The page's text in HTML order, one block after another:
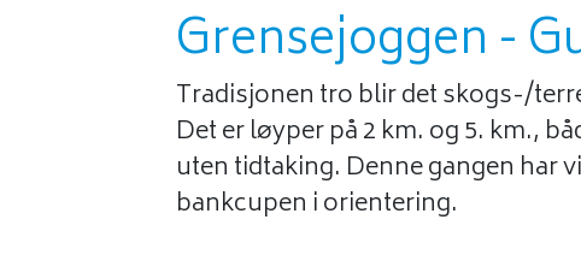
Grensejoggen -
Tradisjonen tro blir det skogs-/
Det er løyper på 2 km. og 5. km.,
uten tidtaking. Denne gangen har
bankcupen i orientering.